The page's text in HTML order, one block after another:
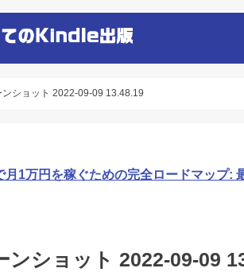
ンショット 2022-09-09 13.48.19
1万円を稼ぐための完全ロードマップ:
ンショット 2022-09-09